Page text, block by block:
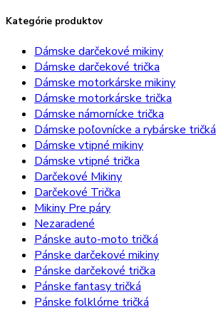
Kategórie produktov
Dámske darčekové mikiny
Dámske darčekové trička
Dámske motorkárske mikiny
Dámske motorkárske trička
Dámske námornícke trička
Dámske poľovnícke a rybárske tričká
Dámske vtipné mikiny
Dámske vtipné trička
Darčekové Mikiny
Darčekové Trička
Mikiny Pre páry
Nezaradené
Pánske auto-moto tričká
Pánske darčekové mikiny
Pánske darčekové trička
Pánske fantasy tričká
Pánske folklórne tričká